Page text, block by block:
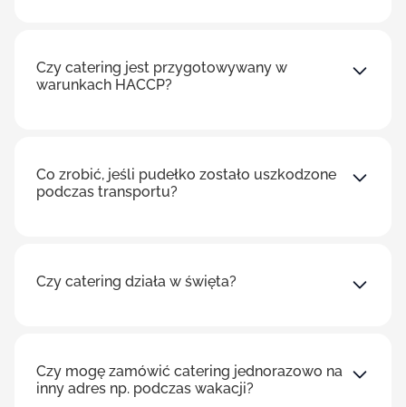
Czy catering jest przygotowywany w
warunkach HACCP?
Co zrobić, jeśli pudełko zostało uszkodzone
podczas transportu?
Czy catering działa w święta?
Czy mogę zamówić catering jednorazowo na
inny adres np. podczas wakacji?